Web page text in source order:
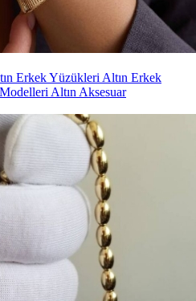
Erkek Yüzükleri Altın Erkek
Altın Aksesuar